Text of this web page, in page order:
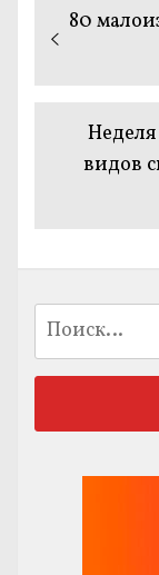
по
80
запись:
видов
Найти: